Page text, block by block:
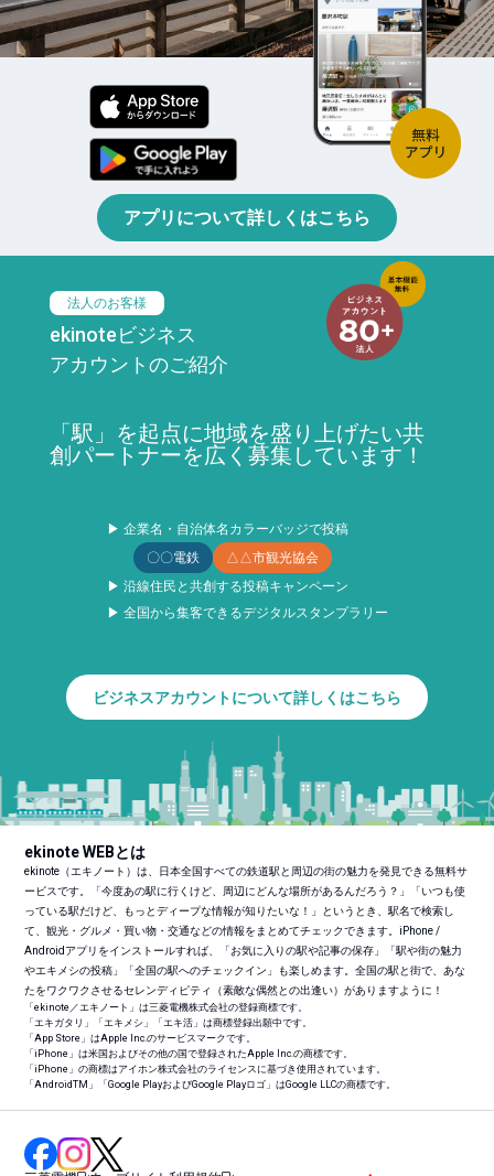
アプリについて詳しくはこちら
法人のお客様
ekinoteビジネス
アカウントのご紹介
「駅」を起点に地域を盛り上げたい共
創パートナーを広く募集しています！
▶ 企業名・自治体名カラーバッジで投稿
〇〇電鉄
△△市観光協会
▶ 沿線住民と共創する投稿キャンペーン
▶ 全国から集客できるデジタルスタンプラリー
ビジネスアカウントについて詳しくはこちら
ekinote WEBとは
ekinote（エキノート）は、日本全国すべての鉄道駅と周辺の街の魅力を発見できる無料サ
ービスです。「今度あの駅に行くけど、周辺にどんな場所があるんだろう？」「いつも使
っている駅だけど、もっとディープな情報が知りたいな！」というとき、駅名で検索し
て、観光・グルメ・買い物・交通などの情報をまとめてチェックできます。iPhone /
Androidアプリをインストールすれば、「お気に入りの駅や記事の保存」「駅や街の魅力
やエキメシの投稿」「全国の駅へのチェックイン」も楽しめます。全国の駅と街で、あな
たをワクワクさせるセレンディピティ（素敵な偶然との出逢い）がありますように！
「ekinote／エキノート」は三菱電機株式会社の登録商標です。
「エキガタリ」「エキメシ」「エキ活」は商標登録出願中です。
「App Store」はApple Inc.のサービスマークです。
「iPhone」は米国およびその他の国で登録されたApple Inc.の商標です。
「iPhone」の商標はアイホン株式会社のライセンスに基づき使用されています。
「AndroidTM 」「Google PlayおよびGoogle Playロゴ」はGoogle LLCの商標です。